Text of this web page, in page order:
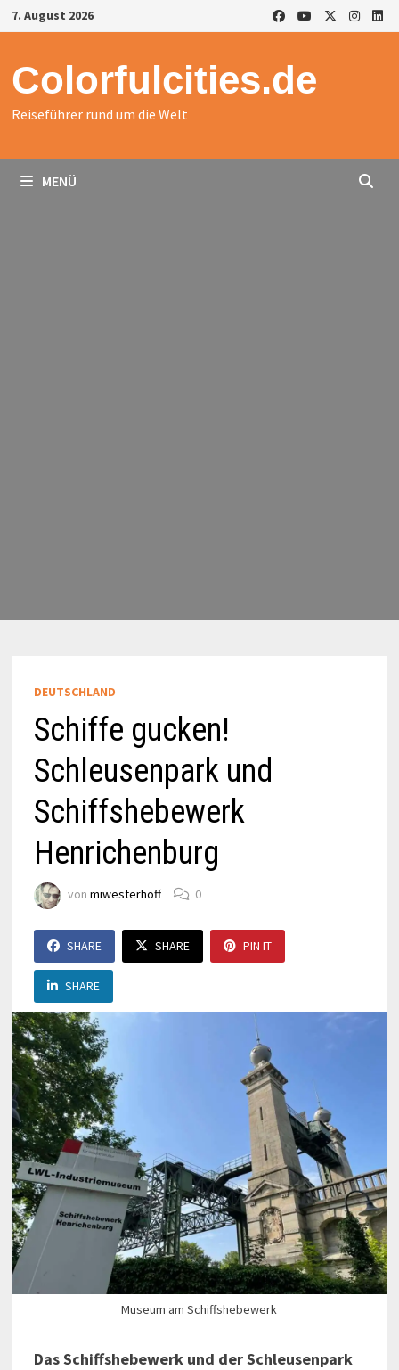
Zurück
zum
7. August 2026
Colorfulcities.de
Reiseführer rund um die Welt
MENÜ
DEUTSCHLAND
Schiffe gucken!
Schleusenpark und
Schiffshebewerk
Henrichenburg
von miwesterhoff 0
SHARE SHARE PIN IT
SHARE
Museum am Schiffshebewerk
Das Schiffshebewerk und der Schleusenpark